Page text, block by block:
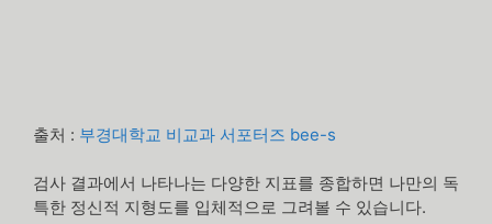
출처 : 부경대학교 비교과 서포터즈 bee-s
검사 결과에서 나타나는 다양한 지표를 종합하면 나만의 독
특한 정신적 지형도를 입체적으로 그려볼 수 있습니다.